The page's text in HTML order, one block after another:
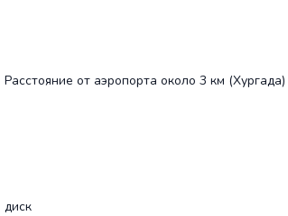
Расстояние от аэропорта около 3 км (Хургада)
диск